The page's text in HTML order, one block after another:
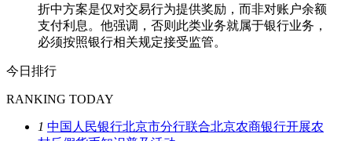
折中方案是仅对交易行为提供奖励，而非对账户余额
支付利息。他强调，否则此类业务就属于银行业务，
必须按照银行相关规定接受监管。
今日排行
RANKING TODAY
1 中国人民银行北京市分行联合北京农商银行开展农